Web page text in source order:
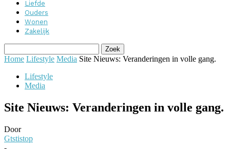
Liefde
Ouders
Wonen
Zakelijk
Home Lifestyle Media Site Nieuws: Veranderingen in volle gang.
Lifestyle
Media
Site Nieuws: Veranderingen in volle gang.
Door
Gtstistop